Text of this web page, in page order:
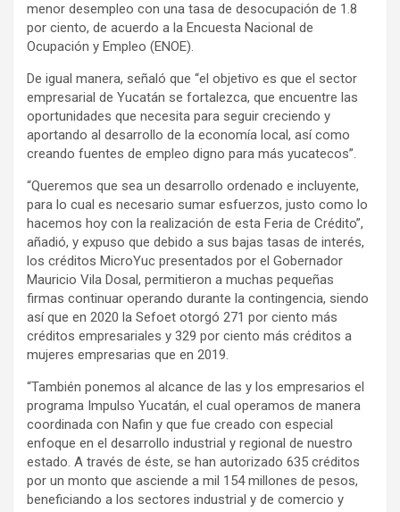
menor desempleo con una tasa de desocupación de 1.8
por ciento, de acuerdo a la Encuesta Nacional de
Ocupación y Empleo (ENOE).
De igual manera, señaló que “el objetivo es que el sector
empresarial de Yucatán se fortalezca, que encuentre las
oportunidades que necesita para seguir creciendo y
aportando al desarrollo de la economía local, así como
creando fuentes de empleo digno para más yucatecos”.
“Queremos que sea un desarrollo ordenado e incluyente,
para lo cual es necesario sumar esfuerzos, justo como lo
hacemos hoy con la realización de esta Feria de Crédito”,
añadió, y expuso que debido a sus bajas tasas de interés,
los créditos MicroYuc presentados por el Gobernador
Mauricio Vila Dosal, permitieron a muchas pequeñas
firmas continuar operando durante la contingencia, siendo
así que en 2020 la Sefoet otorgó 271 por ciento más
créditos empresariales y 329 por ciento más créditos a
mujeres empresarias que en 2019.
“También ponemos al alcance de las y los empresarios el
programa Impulso Yucatán, el cual operamos de manera
coordinada con Nafin y que fue creado con especial
enfoque en el desarrollo industrial y regional de nuestro
estado. A través de éste, se han autorizado 635 créditos
por un monto que asciende a mil 154 millones de pesos,
beneficiando a los sectores industrial y de comercio y